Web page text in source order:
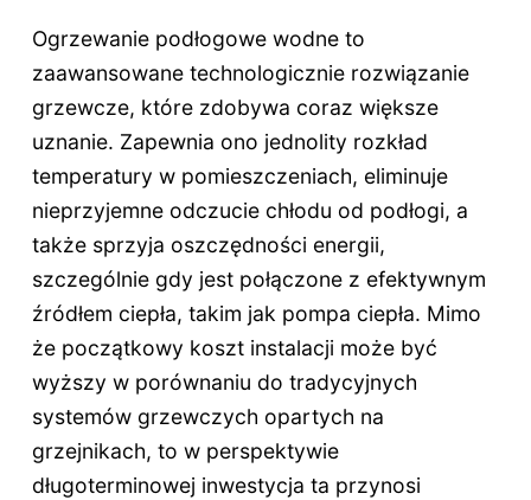
Ogrzewanie podłogowe wodne to
zaawansowane technologicznie rozwiązanie
grzewcze, które zdobywa coraz większe
uznanie. Zapewnia ono jednolity rozkład
temperatury w pomieszczeniach, eliminuje
nieprzyjemne odczucie chłodu od podłogi, a
także sprzyja oszczędności energii,
szczególnie gdy jest połączone z efektywnym
źródłem ciepła, takim jak pompa ciepła. Mimo
że początkowy koszt instalacji może być
wyższy w porównaniu do tradycyjnych
systemów grzewczych opartych na
grzejnikach, to w perspektywie
długoterminowej inwestycja ta przynosi